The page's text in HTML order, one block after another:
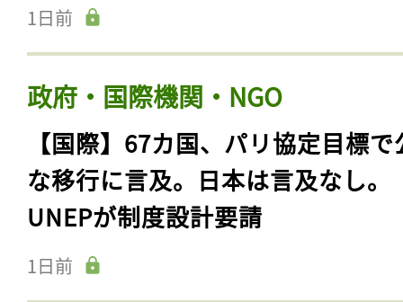
1日前
政府・国際機関・NGO
【国際】67カ国、パリ協定目標で
な移行に言及。日本は言及なし。
UNEPが制度設計要請
1日前